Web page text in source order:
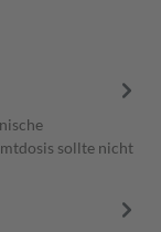
sollte nicht